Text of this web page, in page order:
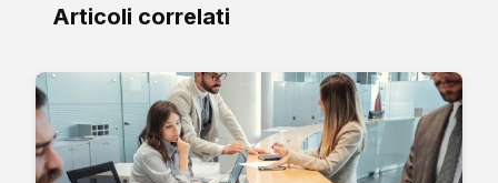
Articoli correlati